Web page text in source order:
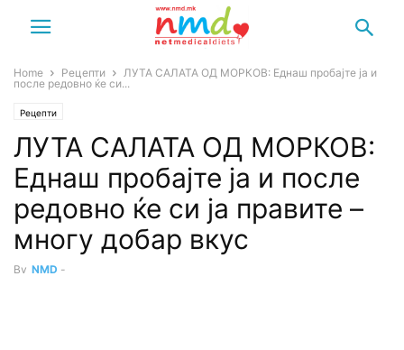
Home Рецепти
ЛУТА САЛАТА ОД МОРКОВ: Еднаш пробајте ја и
после редовно ќе си...
Рецепти
ЛУТА САЛАТА ОД МОРКОВ:
Еднаш пробајте ја и после
редовно ќе си ја правите –
многу добар вкус
By NMD -